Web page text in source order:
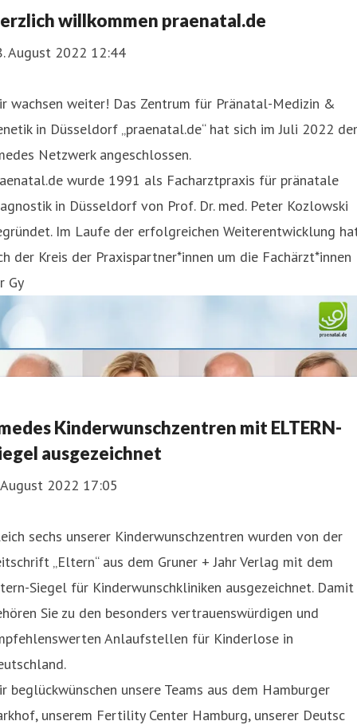
willkommen praenatal.de
August 2022 12:44
wachsen weiter! Das Zentrum für Pränatal-Medizin &
in Düsseldorf „praenatal.de“ hat sich im Juli 2022
Netzwerk angeschlossen.
wurde 1991 als Facharztpraxis für pränatale
in Düsseldorf von Prof. Dr. med. Peter Kozlowski
Im Laufe der erfolgreichen Weiterentwicklung
der Kreis der Praxispartner*innen um die Fachärzt*innen
Gy
Kinderwunschzentren mit ELTERN-
ausgezeichnet
2022 17:05
sechs unserer Kinderwunschzentren wurden von der
„Eltern“ aus dem Gruner + Jahr Verlag mit dem
Siegel für Kinderwunschkliniken ausgezeichnet. Damit
Sie zu den besonders vertrauenswürdigen und
Anlaufstellen für Kinderlose in
beglückwünschen unsere Teams aus dem Hamburger
unserem Fertility Center Hamburg, unserer Deutsc